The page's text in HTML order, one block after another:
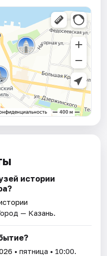
истории
— Казань.
• пятница • 10:00.